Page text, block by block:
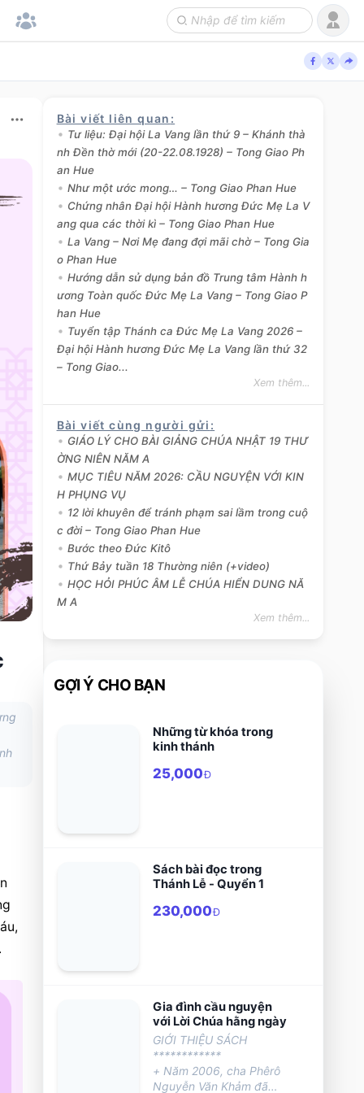
Bài viết liên quan :
Tư liệu: Đại hội La Vang lần thứ 9 – Khánh thà
nh Đền thờ mới (20-22.08.1928) – Tong Giao Ph
an Hue
Như một ước mong… – Tong Giao Phan Hue
Chứng nhân Đại hội Hành hương Đức Mẹ La V
ang qua các thời kì – Tong Giao Phan Hue
La Vang – Nơi Mẹ đang đợi mãi chờ – Tong Gia
o Phan Hue
Hướng dẫn sử dụng bản đồ Trung tâm Hành h
ương Toàn quốc Đức Mẹ La Vang – Tong Giao P
han Hue
Tuyển tập Thánh ca Đức Mẹ La Vang 2026 –
Đại hội Hành hương Đức Mẹ La Vang lần thứ 32
– Tong Giao...
Xem thêm...
Bài viết cùng người gửi :
GIÁO LÝ CHO BÀI GIẢNG CHÚA NHẬT 19 THƯ
ỜNG NIÊN NĂM A
MỤC TIÊU NĂM 2026: CẦU NGUYỆN VỚI KIN
H PHỤNG VỤ
12 lời khuyên để tránh phạm sai lầm trong cuộ
c đời – Tong Giao Phan Hue
Bước theo Đức Kitô
Thứ Bảy tuần 18 Thường niên (+video)
HỌC HỎI PHÚC ÂM LỄ CHÚA HIỂN DUNG NĂ
M A
Xem thêm...
GỢI Ý CHO BẠN
Những từ khóa trong
kinh thánh
25,000Đ
Sách bài đọc trong
Thánh Lễ - Quyển 1
230,000Đ
Gia đình cầu nguyện
với Lời Chúa hằng ngày
GIỚI THIỆU SÁCH
************
+ Năm 2006, cha Phêrô
Nguyễn Văn Khảm đã